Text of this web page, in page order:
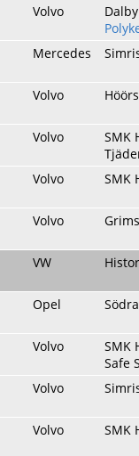
Volvo
Mercedes
Volvo
Volvo
SMK
Volvo SMK
Volvo
VW
Opel
Volvo
SMK
Safe
Volvo
Volvo SMK